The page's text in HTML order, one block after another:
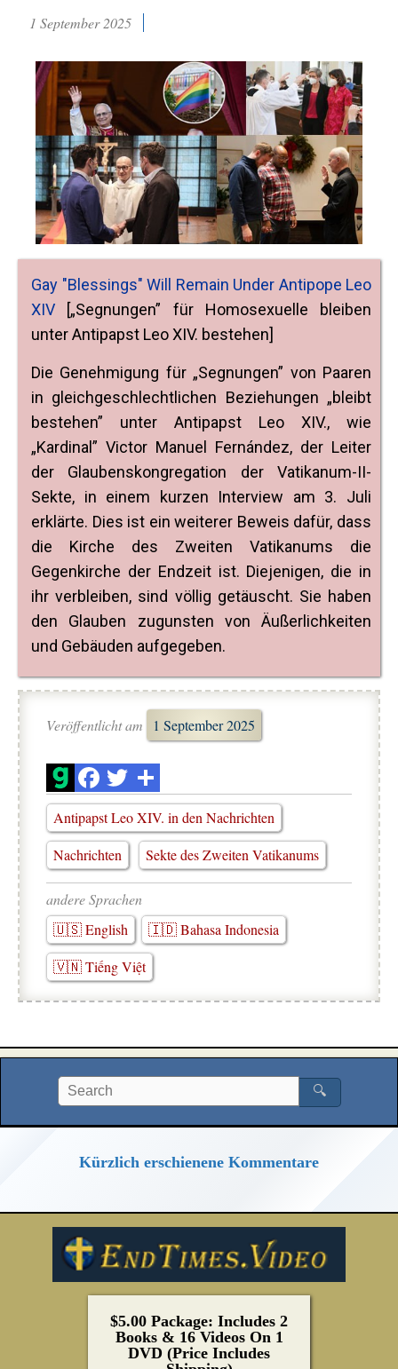
1 September 2025
Gay "Blessings" Will Remain Under Antipope Leo
XIV [„Segnungen” für Homosexuelle bleiben
unter Antipapst Leo XIV. bestehen]
Die Genehmigung für „Segnungen” von Paaren
in gleichgeschlechtlichen Beziehungen „bleibt
bestehen” unter Antipapst Leo XIV., wie
„Kardinal” Victor Manuel Fernández, der Leiter
der Glaubenskongregation der Vatikanum-II-
Sekte, in einem kurzen Interview am 3. Juli
erklärte. Dies ist ein weiterer Beweis dafür, dass
die Kirche des Zweiten Vatikanums die
Gegenkirche der Endzeit ist. Diejenigen, die in
ihr verbleiben, sind völlig getäuscht. Sie haben
den Glauben zugunsten von Äußerlichkeiten
und Gebäuden aufgegeben.
Veröffentlicht am 1 September 2025
Antipapst Leo XIV. in den Nachrichten
Nachrichten
Sekte des Zweiten Vatikanums
andere Sprachen
🇺🇸 English
🇮🇩 Bahasa Indonesia
🇻🇳 Tiếng Việt
🔍
Kürzlich erschienene Kommentare
$5.00 Package: Includes 2
Books & 16 Videos On 1
DVD (Price Includes